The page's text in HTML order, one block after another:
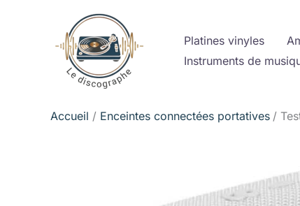
Platines vinyles
Instruments de
Accueil Enceintes connectées portatives